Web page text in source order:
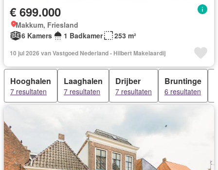
€ 699.000
Makkum, Friesland
6 Kamers
1 Badkamer 253 m²
10 jul 2026 van Vastgoed Nederland - Hilbert Makelaardij
Hooghalen
7 resultaten
Laaghalen
7 resultaten
Drijber
7 resultaten
Bruntinge
6 resultaten